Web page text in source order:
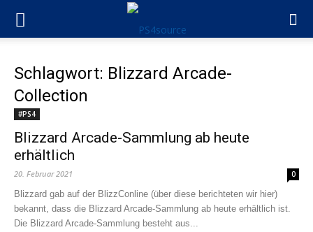
Schlagwort: Blizzard Arcade-
Collection
#PS4
Blizzard Arcade-Sammlung ab heute
erhältlich
20. Februar 2021 0
Blizzard gab auf der BlizzConline (über diese berichteten wir hier)
bekannt, dass die Blizzard Arcade-Sammlung ab heute erhältlich ist.
Die Blizzard Arcade-Sammlung besteht aus...